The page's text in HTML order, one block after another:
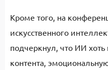
Кроме того, на
искусственного
подчеркнул, что ИИ
контента,